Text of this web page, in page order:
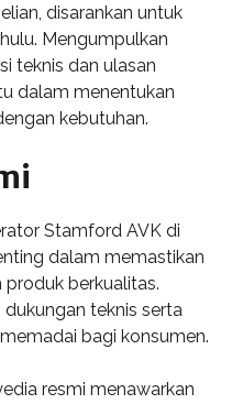
disarankan untuk
Mengumpulkan
teknis dan ulasan
dalam menentukan
kebutuhan.
Stamford AVK di
dalam memastikan
berkualitas.
teknis serta
bagi konsumen.
resmi menawarkan